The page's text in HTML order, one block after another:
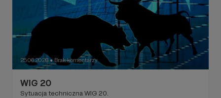
25.06.2026 ● Brak komentarzy
WIG 20
Sytuacja techniczna WIG 20.